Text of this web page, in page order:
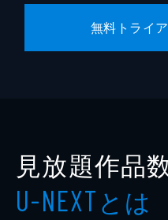
無料トライ
見放題作品
U-NEXTとは